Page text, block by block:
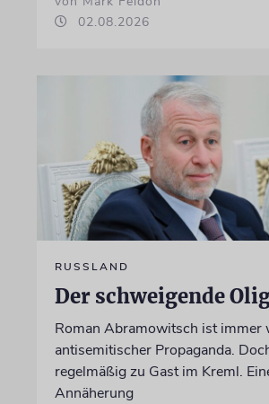
02.08.2026
RUSSLAND
Der schweigende
Roman Abramowitsch ist immer
antisemitischer Propaganda.
regelmäßig zu Gast im Kreml.
Annäherung